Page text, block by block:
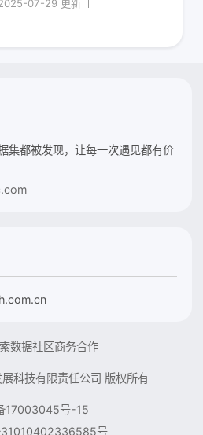
07-29 更新
都被发现，让每一次遇见都有价
数据社区商务合作
科技有限责任公司 版权所有
17003045号-15
31010402336585号